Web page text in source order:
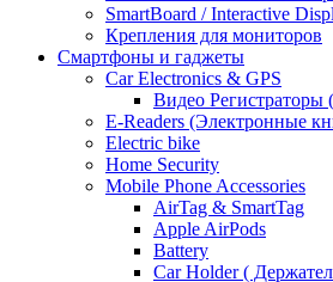
SmartBoard / Interactive
Крепления для мониторов
Смартфоны и гаджеты
Car Electronics & GPS
Видео Регистраторы
E-Readers (Электронные
Electric bike
Home Security
Mobile Phone Accessories
AirTag & SmartTag
Apple AirPods
Battery
Car Holder (